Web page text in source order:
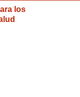
los